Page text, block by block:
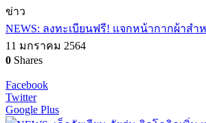
ข่าว
NEWS: ลงทะเบียนฟรี! แจกหน้ากากผ้าสำ
11 มกราคม 2564
0 Shares
Facebook
Twitter
Google Plus